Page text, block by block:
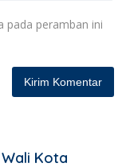
pada peramban ini
Kota